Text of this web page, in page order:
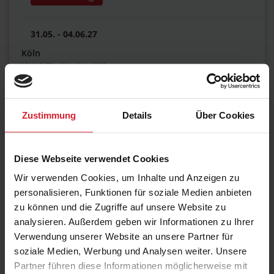
Zustimmung Details Über Cookies
Diese Webseite verwendet Cookies
Wir verwenden Cookies, um Inhalte und Anzeigen zu
personalisieren, Funktionen für soziale Medien anbieten
zu können und die Zugriffe auf unsere Website zu
analysieren. Außerdem geben wir Informationen zu Ihrer
Verwendung unserer Website an unsere Partner für
soziale Medien, Werbung und Analysen weiter. Unsere
Partner führen diese Informationen möglicherweise mit
31.05. - 04.06.27
Köln
Hotel Stadtpalais Köln
€ 2.470,00
Garantierter Termin
München
Steigenberger Hotel München
€ 2.470,00
14.06. - 18.06.27